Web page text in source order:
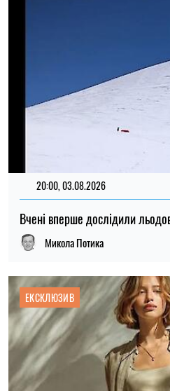
18:31, 30.07.2026
Що носити у спеку +35 °C:
допоможуть легше переносити